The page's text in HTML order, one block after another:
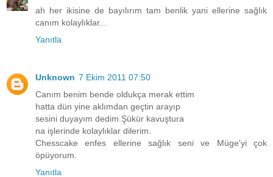
ah her ikisine de bayılırım tam benlik yani ellerine sağlık
canım kolaylıklar...
Yanıtla
Unknown 7 Ekim 2011 07:50
Canım benim bende oldukça merak ettim
hatta dün yine aklımdan geçtin arayıp
sesini duyayım dedim.Şükür kavuştura
na işlerinde kolaylıklar dilerim.
Chesscake enfes ellerine sağlık seni ve Müge'yi çok
öpüyorum.
Yanıtla